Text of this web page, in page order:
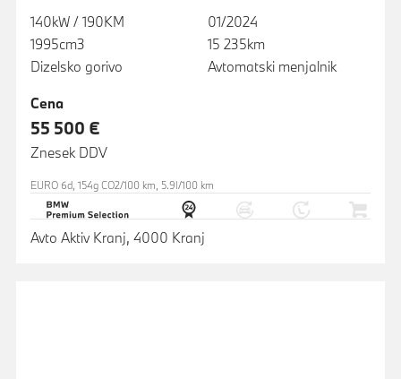
140kW / 190KM
1995cm3
Dizelsko gorivo
01/2024
15 235km
Avtomatski menjalnik
Cena
55 500 €
Znesek DDV
EURO 6d, 154g CO2/100 km, 5.9l/100 km
Avto Aktiv Kranj, 4000 Kranj